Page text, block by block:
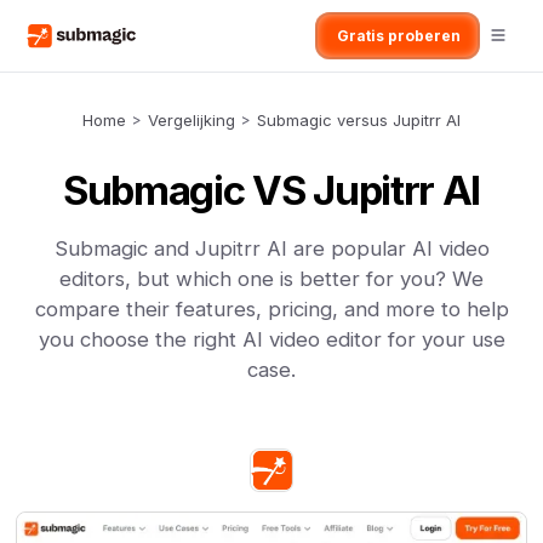
Gratis proberen
Home > Vergelijking > Submagic versus Jupitrr AI
Submagic VS Jupitrr AI
Submagic and Jupitrr AI are popular AI video
editors, but which one is better for you? We
compare their features, pricing, and more to help
you choose the right AI video editor for your use
case.